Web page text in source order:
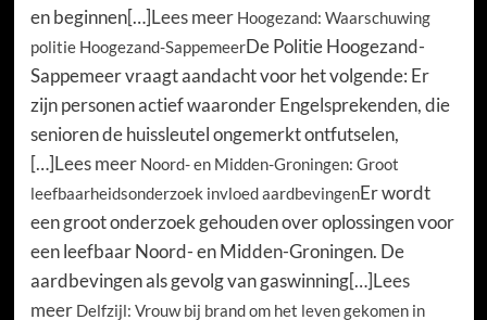
en beginnen[…]Lees meer Hoogezand: Waarschuwing
politie Hoogezand-SappemeerDe Politie Hoogezand-
Sappemeer vraagt aandacht voor het volgende: Er
zijn personen actief waaronder Engelsprekenden, die
senioren de huissleutel ongemerkt ontfutselen,
[…]Lees meer Noord- en Midden-Groningen: Groot
leefbaarheidsonderzoek invloed aardbevingenEr wordt
een groot onderzoek gehouden over oplossingen voor
een leefbaar Noord- en Midden-Groningen. De
aardbevingen als gevolg van gaswinning[…]Lees
meer Delfzijl: Vrouw bij brand om het leven gekomen in